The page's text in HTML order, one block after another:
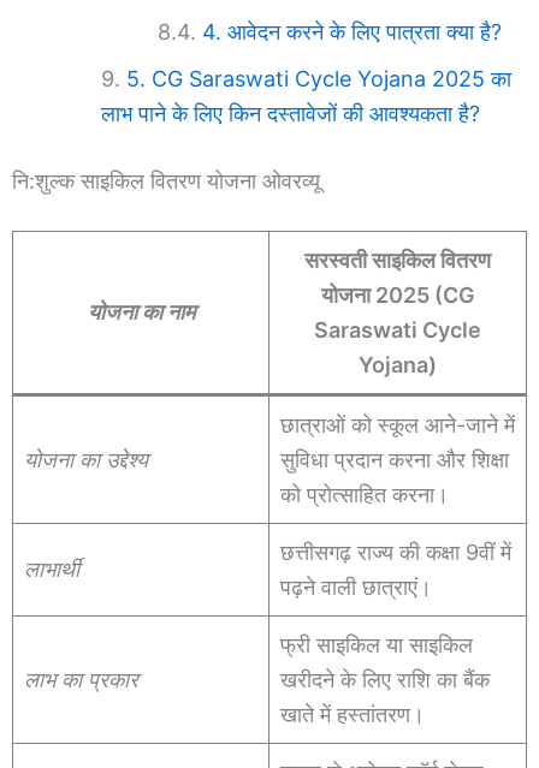
4. आवेदन करने के लिए पात्रता क्या है?
5. CG Saraswati Cycle Yojana 2025 का
लाभ पाने के लिए किन दस्तावेजों की आवश्यकता है?
नि:शुल्क साइकिल वितरण योजना ओवरव्यू
योजना का नाम
सरस्वती साइकिल वितरण
योजना 2025 (CG
Saraswati Cycle
Yojana)
योजना का उद्देश्य
छात्राओं को स्कूल आने-जाने में
सुविधा प्रदान करना और शिक्षा
को प्रोत्साहित करना।
लाभार्थी
छत्तीसगढ़ राज्य की कक्षा 9वीं में
पढ़ने वाली छात्राएं।
लाभ का प्रकार
फ्री साइकिल या साइकिल
खरीदने के लिए राशि का बैंक
खाते में हस्तांतरण।